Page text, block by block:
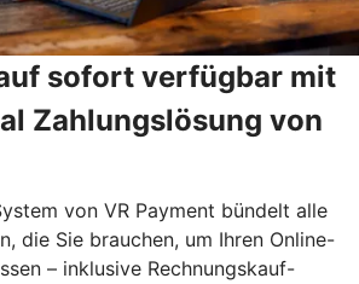
sofort verfügbar mit
Zahlungslösung von
von VR Payment bündelt alle
die Sie brauchen, um Ihren Online-
– inklusive Rechnungskauf-